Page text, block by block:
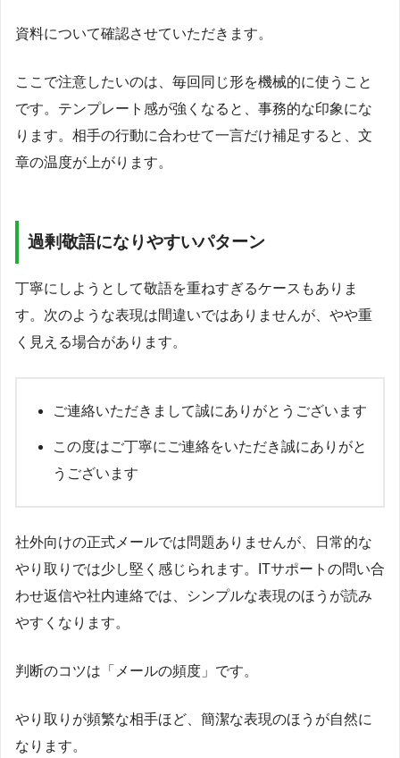
資料について確認させていただきます。
ここで注意したいのは、毎回同じ形を機械的に使うこと
です。テンプレート感が強くなると、事務的な印象にな
ります。相手の行動に合わせて一言だけ補足すると、文
章の温度が上がります。
過剰敬語になりやすいパターン
丁寧にしようとして敬語を重ねすぎるケースもありま
す。次のような表現は間違いではありませんが、やや重
く見える場合があります。
ご連絡いただきまして誠にありがとうございます
この度はご丁寧にご連絡をいただき誠にありがと
うございます
社外向けの正式メールでは問題ありませんが、日常的な
やり取りでは少し堅く感じられます。ITサポートの問い合
わせ返信や社内連絡では、シンプルな表現のほうが読み
やすくなります。
判断のコツは「メールの頻度」です。
やり取りが頻繁な相手ほど、簡潔な表現のほうが自然に
なります。